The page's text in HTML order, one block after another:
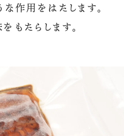
作用をはたします。
もたらします。